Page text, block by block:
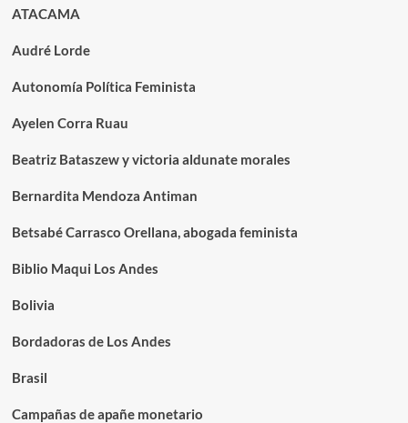
ATACAMA
Audré Lorde
Autonomía Política Feminista
Ayelen Corra Ruau
Beatriz Bataszew y victoria aldunate morales
Bernardita Mendoza Antiman
Betsabé Carrasco Orellana, abogada feminista
Biblio Maqui Los Andes
Bolivia
Bordadoras de Los Andes
Brasil
Campañas de apañe monetario